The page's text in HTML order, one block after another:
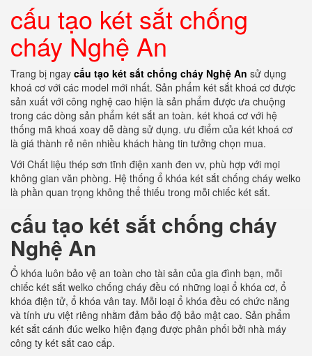
cấu tạo két sắt chống
cháy Nghệ An
Trang bị ngay cấu tạo két sắt chống cháy Nghệ An sử dụng
khoá cơ với các model mới nhất. Sản phẩm két sắt khoá cơ được
sản xuất với công nghệ cao hiện là sản phẩm được ưa chuộng
trong các dòng sản phẩm két sắt an toàn. két khoá cơ với hệ
thống mã khoá xoay dễ dàng sử dụng. ưu điểm của két khoá cơ
là giá thành rẻ nên nhiều khách hàng tin tưởng chọn mua.
Với Chất liệu thép sơn tĩnh điện xanh đen vv, phù hợp với mọi
không gian văn phòng. Hệ thống ổ khóa két sắt chống cháy welko
là phần quan trọng không thể thiếu trong mỗi chiếc két sắt.
cấu tạo két sắt chống cháy
Nghệ An
Ổ khóa luôn bảo vệ an toàn cho tài sản của gia đình bạn, mỗi
chiếc két sắt welko chống cháy đều có những loại ổ khóa cơ, ổ
khóa điện tử, ổ khóa vân tay. Mỗi loại ổ khóa đều có chức năng
và tính ưu việt riêng nhằm đảm bảo độ bảo mật cao. Sản phẩm
két sắt cánh đúc welko hiện đạng được phân phối bởi nhà máy
công ty két sắt cao cấp.